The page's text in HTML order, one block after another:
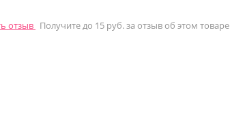
отзыв Получите до 15 руб. за отзыв об этом товаре